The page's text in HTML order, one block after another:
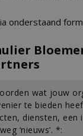
onderstaand
wat jouw
te bieden
diensten, een
‘nieuws’. *: